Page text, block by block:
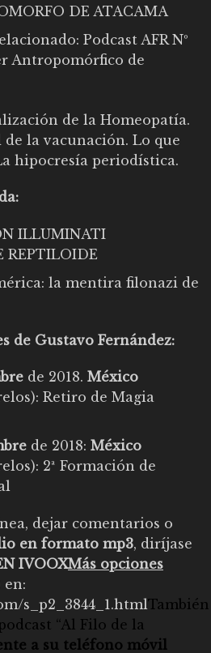
DE ATACAMA
Podcast AFR Nº
Antropomórfico de
de la Homeopatía.
la vacunación. Lo que
hipocresía periodística.
ILLUMINATI
REPTILOIDE
la mentira filonazi de
de Gustavo Fernández:
de 2018. México
Retiro de Magia
de 2018: México
2ª Formación de
dejar comentarios o
en formato mp3, diríjase
IVOOXMás opciones
en:
s_p2_3844_1.htmlTambién
podcast “Al Filo de la
a su teléfono móvil